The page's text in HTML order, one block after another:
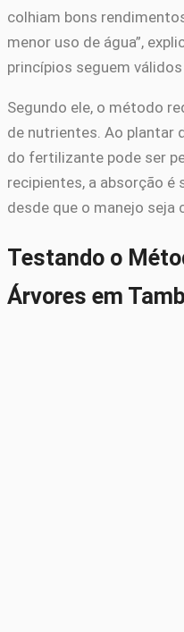
colhiam bons
menor uso de água”,
princípios seguem
Segundo ele, o método
de nutrientes. Ao plantar
do fertilizante pode ser
recipientes, a absorção
desde que o manejo seja
Testando o
Árvores em